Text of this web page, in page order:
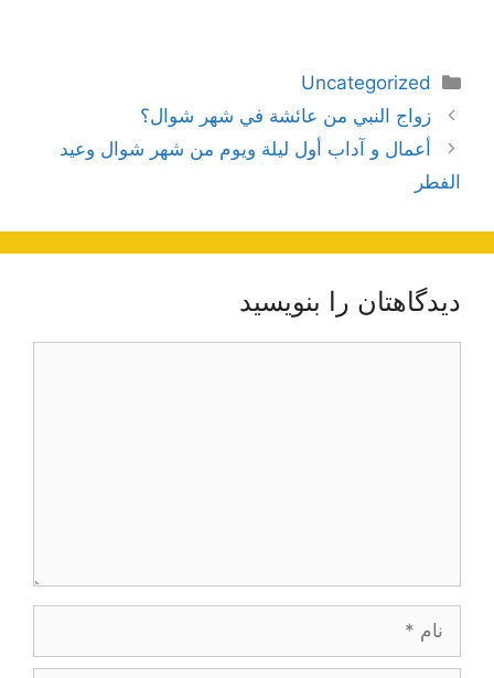
دسته‌ها
Uncategorized
ناوبری
نوشته‌ها
زواج النبي من عائشة في شهر شوال؟
أعمال و آداب أول ليلة ويوم من شهر شوال وعيد
الفطر
دیدگاهتان را بنویسید